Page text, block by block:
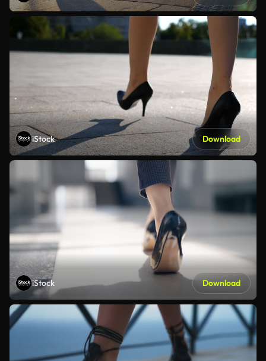
iStock Download
iStock Download